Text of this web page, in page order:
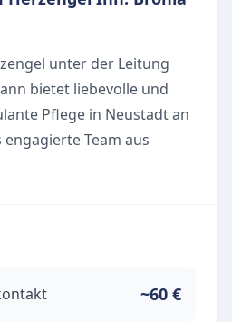
unter der Leitung
bietet liebevolle und
Pflege in Neustadt an
Team aus
Menschen in ihrer
~60 €